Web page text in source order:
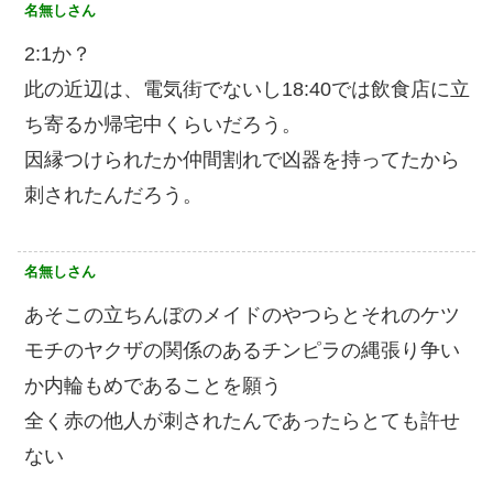
名無しさん
2:1か？
此の近辺は、電気街でないし18:40では飲食店に立
ち寄るか帰宅中くらいだろう。
因縁つけられたか仲間割れで凶器を持ってたから
刺されたんだろう。
名無しさん
あそこの立ちんぼのメイドのやつらとそれのケツ
モチのヤクザの関係のあるチンピラの縄張り争い
か内輪もめであることを願う
全く赤の他人が刺されたんであったらとても許せ
ない